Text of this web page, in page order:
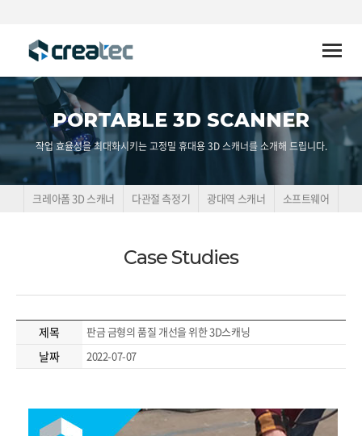
Toggle
PORTABLE 3D SCANNER
작업 효율성을 최대화시키는 고정밀 휴대용 3D 스캐너를 소개해 드립니다.
크레아폼 3D 스캐너 다관절 측정기 광대역 스캐너 소프트웨어
Case Studies
제목 판금 금형의 품질 개선을 위한 3D스캐닝
날짜 2022-07-07